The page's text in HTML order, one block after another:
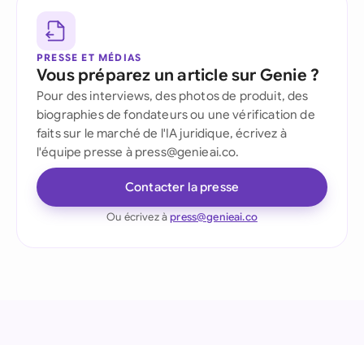
PRESSE ET MÉDIAS
Vous préparez un article sur Genie ?
Pour des interviews, des photos de produit, des
biographies de fondateurs ou une vérification de
faits sur le marché de l'IA juridique, écrivez à
l'équipe presse à press@genieai.co.
Contacter la presse
Ou écrivez àpress@genieai.co